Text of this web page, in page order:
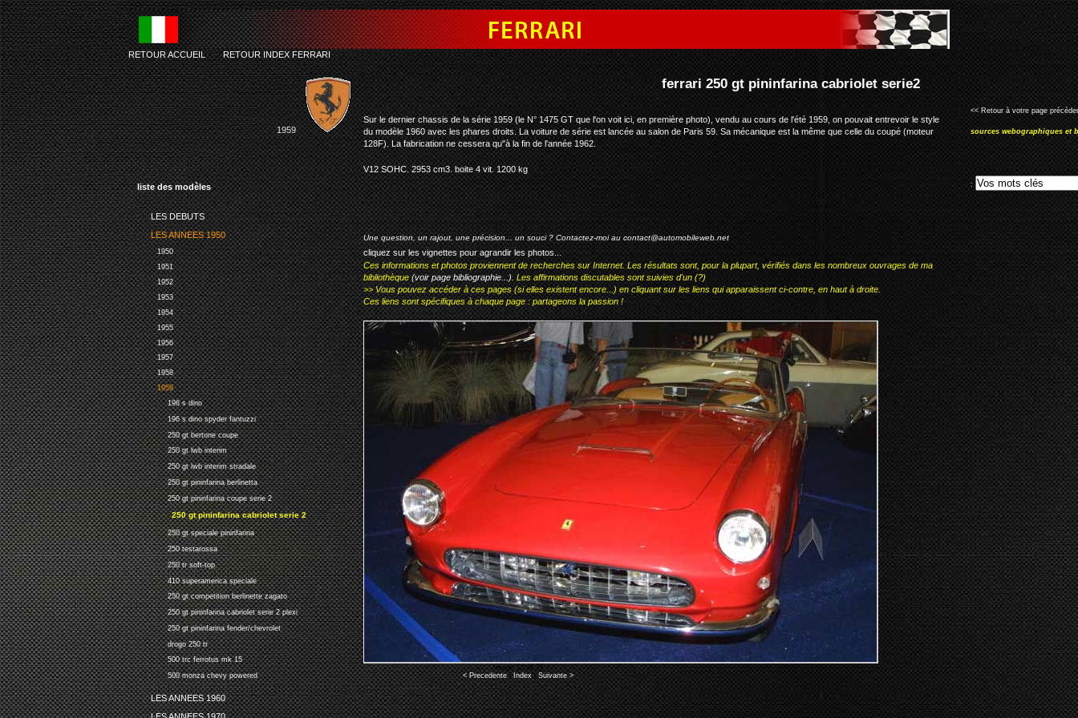
liste des modèles
LES DEBUTS
LES ANNEES 1950
1950
1951
1952
1953
1954
1955
1956
1957
1958
1959
196 s dino
196 s dino spyder fantuzzi
250 gt bertone coupe
250 gt lwb interim
250 gt lwb interim stradale
250 gt pininfarina berlinetta
250 gt pininfarina coupe serie 2
250 gt pininfarina cabriolet serie 2
250 gt speciale pininfarina
250 testarossa
250 tr soft-top
410 superamerica speciale
250 gt competition berlinette zagato
250 gt pininfarina cabriolet serie 2 plexi
250 gt pininfarina fender/chevrolet
drogo 250 tr
500 trc ferrotus mk 15
500 monza chevy powered
LES ANNEES 1960
ferrari 250 gt pininfarina cabriolet serie2
RETOUR ACCUEIL-RETOUR INDEX FERRARI
1959
Sur le dernier chassis de la série 1959 (le N° 1475 GT que l'on voit ici, en première photo), vendu au cours de l'été 1959, on pouvait entrevoir le style
du modèle 1960 avec les phares droits. La voiture de série est lancée au salon de Paris 59. Sa mécanique est la même que celle du coupé (moteur
128F). La fabrication ne cessera qu"à la fin de l'année 1962.
V12 SOHC. 2953 cm3. boite 4 vit. 1200 kg
Une question, un rajout, une précision... un souci ? Contactez-moi aucontact@automobileweb.net
cliquez sur les vignettes pour agrandir les photos...
Ces informations et photos proviennent de recherches sur Internet. Les résultats sont, pour la plupart, vérifiés dans les nombreux ouvrages de ma
bibliothèque(voir page bibliographie...). Les affirmations discutables sont suivies d'un (?)
>> Vous pouvez accéder à ces pages (si elles existent encore...) en cliquant sur les liens qui apparaissent ci-contre, en haut à droite.
Ces liens sont spécifiques à chaque page : partageons la passion !
Image 10 of 21
< Precedente|Index|Suivante >
<< Retour à votre page
sources webographiques et
: